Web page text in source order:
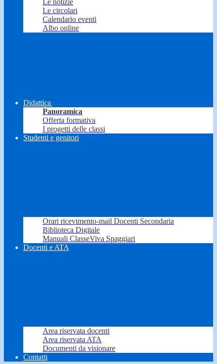
Le notizie
Le circolari
Calendario eventi
Albo online
Didattica
Panoramica
Offerta formativa
I progetti delle classi
Studenti e genitori
Orari ricevimento-mail Docenti Secondaria
Biblioteca Digitale
Manuali ClasseViva Spaggiari
Docenti e ATA
Area riservata docenti
Area riservata ATA
Documenti da visionare
Contatti